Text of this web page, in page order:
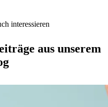
interessieren
aus unserem